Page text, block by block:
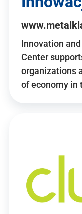
Innovation
Center
organizations
of economy in